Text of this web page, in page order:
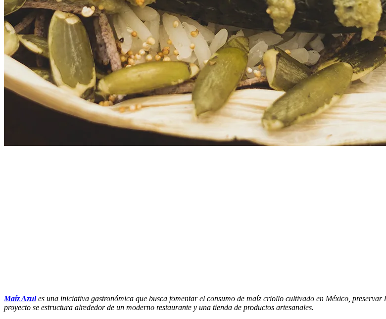
Maíz Azules una iniciativa gastronómica que busca fomentar el consumo de maíz criollo cultivado en México,
proyecto se estructura alrededor de un moderno restaurante y una tienda de productos artesanales.